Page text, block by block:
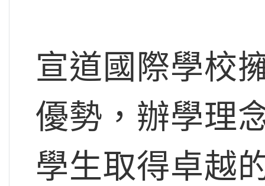
宣道國際學校
優勢，辦學理
學生取得卓越